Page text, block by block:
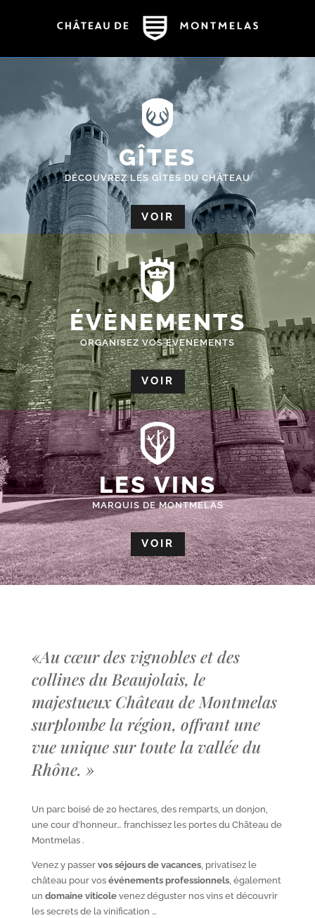
GÎTES
DÉCOUVREZ LES GÎTES DU CHÂTEAU
VOIR
ÉVÈNEMENTS
ORGANISEZ VOS EVENEMENTS
VOIR
LES VINS
MARQUIS DE MONTMELAS
VOIR
«Au cœur des vignobles et des
collines du Beaujolais, le
majestueux Château de Montmelas
surplombe la région, offrant une
vue unique sur toute la vallée du
Rhône. »
Un parc boisé de 20 hectares, des remparts, un donjon,
une cour d’honneur… franchissez les portes du Château de
Montmelas .
Venez y passer vos séjours de vacances, privatisez le
château pour vos événements professionnels, également
un domaine viticolevenez déguster nos vins et découvrir
les secrets de la vinification …